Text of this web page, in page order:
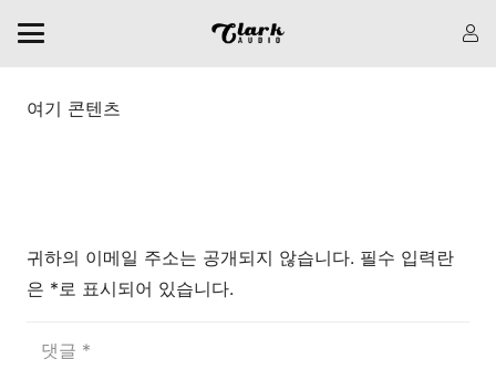
여기 콘텐츠
귀하의 이메일 주소는 공개되지 않습니다. 필수 입력란
은 *로 표시되어 있습니다.